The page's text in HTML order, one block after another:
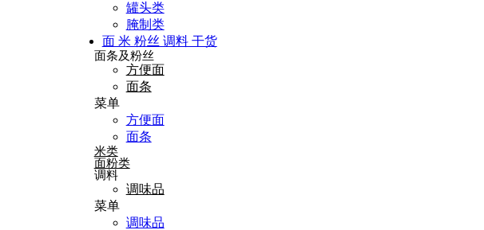
罐头类
腌制类
面 米 粉丝 调料 干货
面条及粉丝
方便面
面条
菜单
方便面
面条
米类
面粉类
调料
调味品
菜单
调味品